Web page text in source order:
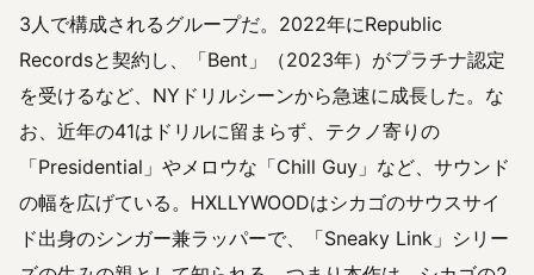
3人で構成されるグループだ。2022年にRepublic
Recordsと契約し、「Bent」（2023年）がプラチナ認定
を受けるなど、NYドリルシーンから急速に成長した。な
お、近年の41はドリルに留まらず、テクノ寄りの
「Presidential」やメロウな「Chill Guy」など、サウンド
の幅を広げている。HXLLYWOODはシカゴのサウスサイ
ド出身のシンガー兼ラッパーで、「Sneaky Link」シリー